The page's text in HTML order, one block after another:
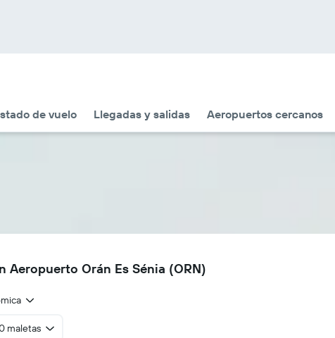
de vuelo Llegadas y salidas Aeropuertos cercanos
Aeropuerto Orán Es Sénia (ORN)
maletas